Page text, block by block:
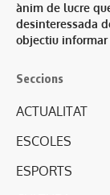
ànim de lucre
desinteressada
objectiu
Seccions
ACTUALITAT
ESCOLES
ESPORTS